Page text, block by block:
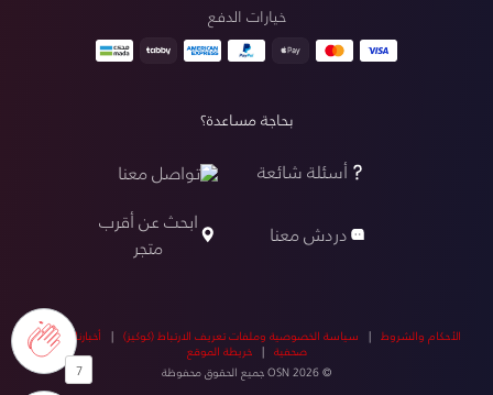
7
خيارات الدفع
بحاجة مساعدة؟
أسئلة شائعة
تواصل معنا
دردش معنا
ابحث عن أقرب
متجر
الأحكام والشروط | سياسة الخصوصية وملفات تعريف الارتباط (كوكيز) | أخبارنا|أخبار
صحفية |خريطة الموقع
© OSN 2026 جميع الحقوق محفوظة